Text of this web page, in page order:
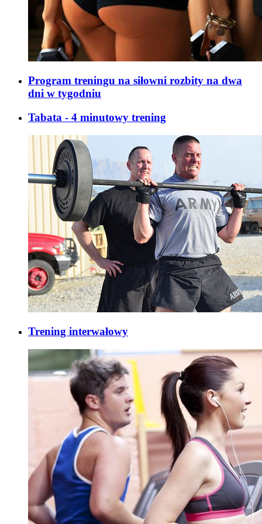
Program treningu na siłowni rozbity na dwa
dni w tygodniu
Tabata - 4 minutowy trening
Trening interwałowy